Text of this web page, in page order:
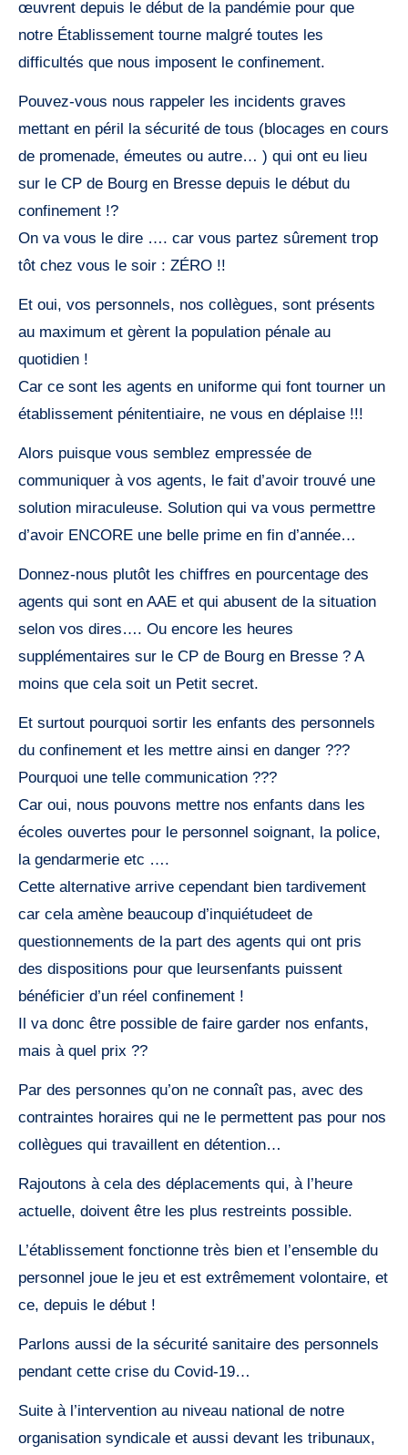
œuvrent depuis le début de la pandémie pour que
notre Établissement tourne malgré toutes les
difficultés que nous imposent le confinement.
Pouvez-vous nous rappeler les incidents graves
mettant en péril la sécurité de tous (blocages en cours
de promenade, émeutes ou autre… ) qui ont eu lieu
sur le CP de Bourg en Bresse depuis le début du
confinement !?
On va vous le dire …. car vous partez sûrement trop
tôt chez vous le soir : ZÉRO !!
Et oui, vos personnels, nos collègues, sont présents
au maximum et gèrent la population pénale au
quotidien !
Car ce sont les agents en uniforme qui font tourner un
établissement pénitentiaire, ne vous en déplaise !!!
Alors puisque vous semblez empressée de
communiquer à vos agents, le fait d’avoir trouvé une
solution miraculeuse. Solution qui va vous permettre
d’avoir ENCORE une belle prime en fin d’année…
Donnez-nous plutôt les chiffres en pourcentage des
agents qui sont en AAE et qui abusent de la situation
selon vos dires…. Ou encore les heures
supplémentaires sur le CP de Bourg en Bresse ? A
moins que cela soit un Petit secret.
Et surtout pourquoi sortir les enfants des personnels
du confinement et les mettre ainsi en danger ???
Pourquoi une telle communication ???
Car oui, nous pouvons mettre nos enfants dans les
écoles ouvertes pour le personnel soignant, la police,
la gendarmerie etc ….
Cette alternative arrive cependant bien tardivement
car cela amène beaucoup d’inquiétudeet de
questionnements de la part des agents qui ont pris
des dispositions pour que leursenfants puissent
bénéficier d’un réel confinement !
Il va donc être possible de faire garder nos enfants,
mais à quel prix ??
Par des personnes qu’on ne connaît pas, avec des
contraintes horaires qui ne le permettent pas pour nos
collègues qui travaillent en détention…
Rajoutons à cela des déplacements qui, à l’heure
actuelle, doivent être les plus restreints possible.
L’établissement fonctionne très bien et l’ensemble du
personnel joue le jeu et est extrêmement volontaire, et
ce, depuis le début !
Parlons aussi de la sécurité sanitaire des personnels
pendant cette crise du Covid-19…
Suite à l’intervention au niveau national de notre
organisation syndicale et aussi devant les tribunaux,